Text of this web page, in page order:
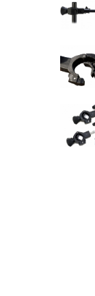
Accesorii Nadire
Nade si Momeli
Accesorii Monturi